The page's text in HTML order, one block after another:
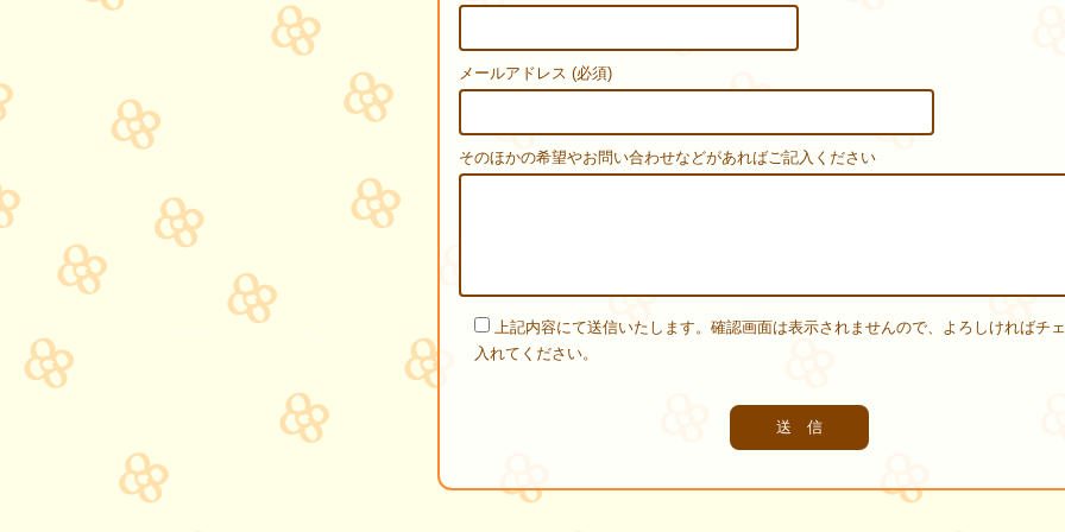
メールアドレス (必須)
そのほかの希望やお問い合わせなどがあればご記入ください
上記内容にて送信いたします。確認画面は表示されませんので、よろしければチ
入れてください。